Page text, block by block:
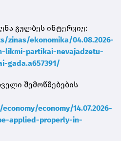
გულბეს ინტერვიუ:
zinas/ekonomika/04.08.2026-
likmi-partikai-nevajadzetu-
gada.a657391/
შემოწმებების
economy/14.07.2026-
applied-properly-in-